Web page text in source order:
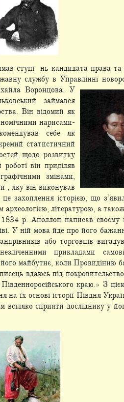
ступі нь кандидата права та
службу в Управлінні
Воронцова. У
займався
Він відомий як
нарисами-
себе як
статистичний
щодо розвитку
він приділяв
змінами,
, яку він виконував
захоплення історією, що
літературою, а
1834 р. Аполлон написав своєму
У ній мова йде про його
або торговців
прикладами
майбутнє, коли Провидінню
вдаюсь під покровительство
краю.» З
на їх основі історії Півдня
сприяти досліднику у